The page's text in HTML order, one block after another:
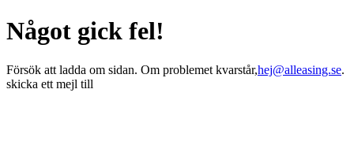
Något gick fel!
Försök att ladda om sidan. Om problemet kvarstår,hej@alleasing.se.
skicka ett mejl till